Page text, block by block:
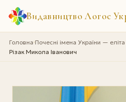
Видавництво Логос
Головна›Почесні імена України —
Різак Микола Іванович